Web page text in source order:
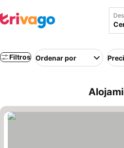
Filtros Ordenar por